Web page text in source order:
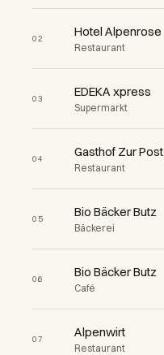
02 Hotel Alpenrose
Restaurant
03 EDEKA xpress
Supermarkt
04 Gasthof Zur Post
Restaurant
05 Bio Bäcker Butz
Bäckerei
06 Bio Bäcker Butz
Café
07 Alpenwirt
Restaurant